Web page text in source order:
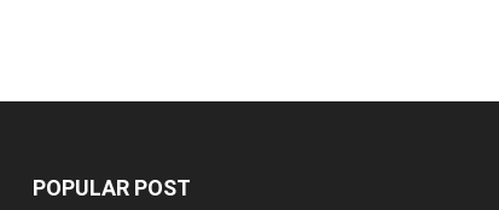
POPULAR POST